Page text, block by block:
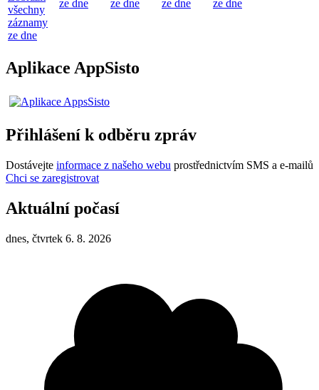
všechny
záznamy
ze dne
ze dne
ze dne
ze dne
ze dne
Aplikace AppSisto
Přihlášení k odběru zpráv
Dostávejte informace z našeho webu prostřednictvím SMS a e-mailů
Chci se zaregistrovat
Aktuální počasí
dnes, čtvrtek 6. 8. 2026